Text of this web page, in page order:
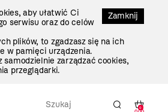
Zamknij
aby ułatwić Ci
serwisu oraz do celów
plików, to zgadzasz się na ich
w pamięci urządzenia.
samodzielnie zarządzać cookies,
przeglądarki.
0